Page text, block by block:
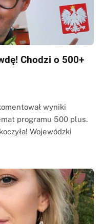
Chodzi o 500+
wyniki
programu 500 plus.
Wojewódzki